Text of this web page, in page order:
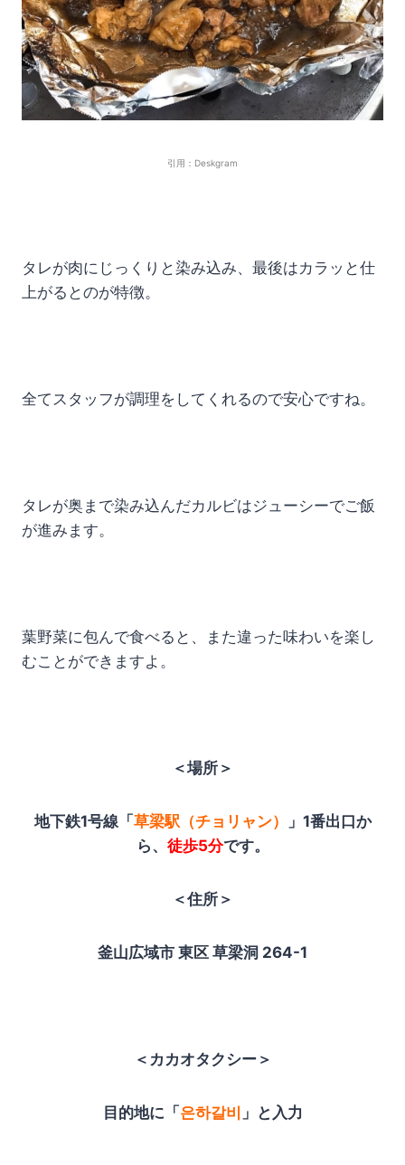
引用：Deskgram
タレが肉にじっくりと染み込み、最後はカラッと仕
上がるとのが特徴。
全てスタッフが調理をしてくれるので安心ですね。
タレが奥まで染み込んだカルビはジューシーでご飯
が進みます。
葉野菜に包んで食べると、また違った味わいを楽し
むことができますよ。
＜場所＞
地下鉄1号線「 草梁駅（チョリャン）
」1番出口か
ら、 徒歩5分です。
＜住所＞
釜山広域市 東区 草梁洞 264-1
＜カカオタクシー＞
目的地に「 은하갈비 」と入力